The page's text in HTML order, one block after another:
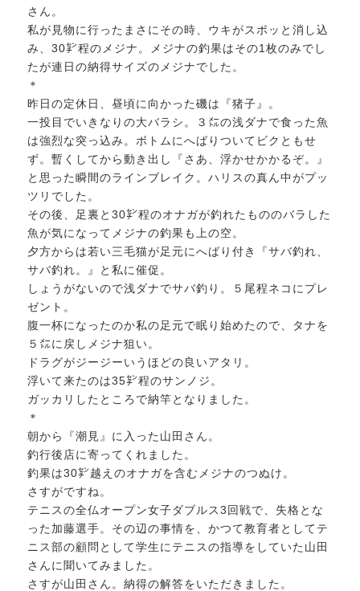
さん。
私が見物に行ったまさにその時、ウキがスポッと消し込
み、30㌢程のメジナ。メジナの釣果はその1枚のみでし
たが連日の納得サイズのメジナでした。
＊
昨日の定休日、昼頃に向かった磯は『猪子』。
一投目でいきなりの大バラシ。３㍍の浅ダナで食った魚
は強烈な突っ込み。ボトムにへばりついてビクともせ
ず。暫くしてから動き出し『さあ、浮かせかかるぞ。』
と思った瞬間のラインブレイク。ハリスの真ん中がプッ
ツリでした。
その後、足裏と30㌢程のオナガが釣れたもののバラした
魚が気になってメジナの釣果も上の空。
夕方からは若い三毛猫が足元にへばり付き『サバ釣れ、
サバ釣れ。』と私に催促。
しょうがないので浅ダナでサバ釣り。５尾程ネコにプレ
ゼント。
腹一杯になったのか私の足元で眠り始めたので、タナを
５㍍に戻しメジナ狙い。
ドラグがジージーいうほどの良いアタリ。
浮いて来たのは35㌢程のサンノジ。
ガッカリしたところで納竿となりました。
＊
朝から『潮見』に入った山田さん。
釣行後店に寄ってくれました。
釣果は30㌢越えのオナガを含むメジナのつぬけ。
さすがですね。
テニスの全仏オープン女子ダブルス3回戦で、失格とな
った加藤選手。その辺の事情を、かつて教育者としてテ
ニス部の顧問として学生にテニスの指導をしていた山田
さんに聞いてみました。
さすが山田さん。納得の解答をいただきました。